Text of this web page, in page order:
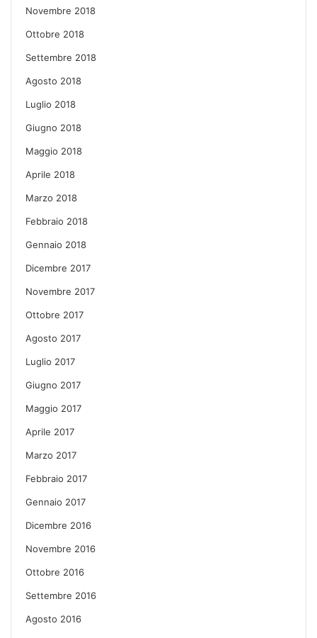
Novembre 2018
Ottobre 2018
Settembre 2018
Agosto 2018
Luglio 2018
Giugno 2018
Maggio 2018
Aprile 2018
Marzo 2018
Febbraio 2018
Gennaio 2018
Dicembre 2017
Novembre 2017
Ottobre 2017
Agosto 2017
Luglio 2017
Giugno 2017
Maggio 2017
Aprile 2017
Marzo 2017
Febbraio 2017
Gennaio 2017
Dicembre 2016
Novembre 2016
Ottobre 2016
Settembre 2016
Agosto 2016